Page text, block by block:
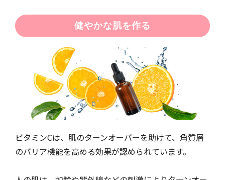
健やかな肌を作る
ビタミンCは、肌のターンオーバーを助けて、角質層
のバリア機能を高める効果が認められています。